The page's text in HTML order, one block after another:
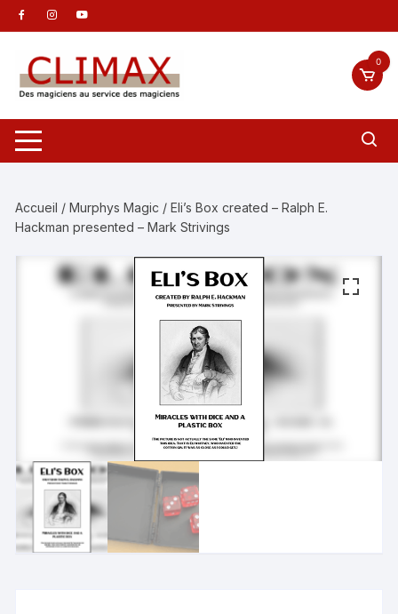
Aller
au
contenu
0
Accueil /Murphys Magic / Eli’s Box created – Ralph E.
Hackman presented – Mark Strivings